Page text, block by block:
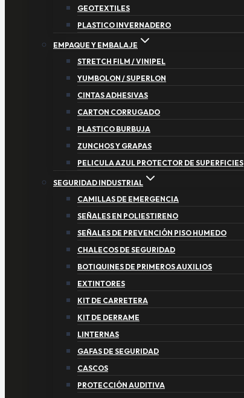
GEOTEXTILES
PLASTICO INVERNADERO
EMPAQUE Y EMBALAJE
STRETCH FILM / VINIPEL
YUMBOLON / SUPERLON
CINTAS ADHESIVAS
CARTON CORRUGADO
PLASTICO BURBUJA
ZUNCHOS Y GRAPAS
PELICULA AZUL PROTECTOR DE SUPERFICIES
SEGURIDAD INDUSTRIAL
CAMILLAS DE EMERGENCIA
SEÑALES EN POLIESTIRENO
SEÑALES DE PREVENCIÓN PISO HUMEDO
CHALECOS DE SEGURIDAD
BOTIQUINES DE PRIMEROS AUXILIOS
EXTINTORES
KIT DE CARRETERA
KIT DE DERRAME
LINTERNAS
GAFAS DE SEGURIDAD
CASCOS
PROTECCIÓN AUDITIVA